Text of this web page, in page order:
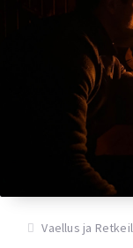
Vaellus ja